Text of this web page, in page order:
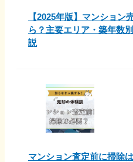
【2025年版】マンション
ら？主要エリア・築年数
説
マンション査定前に掃除